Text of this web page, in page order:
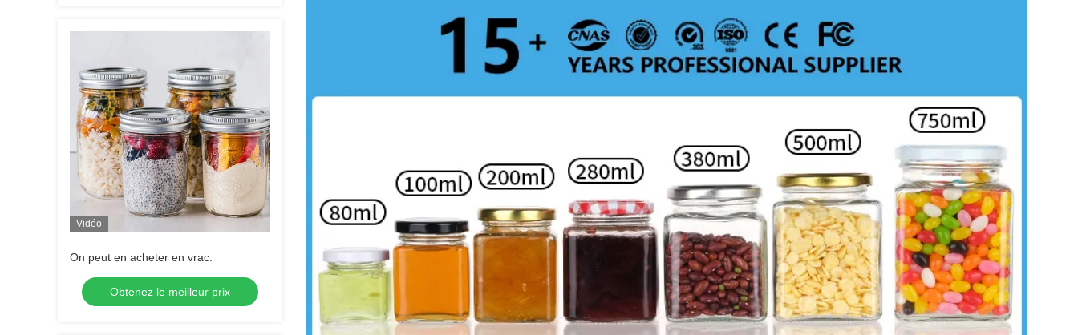
Vidéo
On peut en acheter en vrac.
Obtenez le meilleur prix